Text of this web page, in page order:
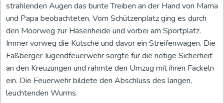
strahlenden Augen das bunte Treiben an der Hand von Mama
und Papa beobachteten. Vom Schützenplatz ging es durch
den Moorweg zur Hasenheide und vorbei am Sportplatz.
Immer vorweg die Kutsche und davor ein Streifenwagen. Die
Faßberger Jugendfeuerwehr sorgte für die nötige Sicherheit
an den Kreuzungen und rahmte den Umzug mit ihren Fackeln
ein. Die Feuerwehr bildete den Abschluss des langen,
leuchtenden Wurms.